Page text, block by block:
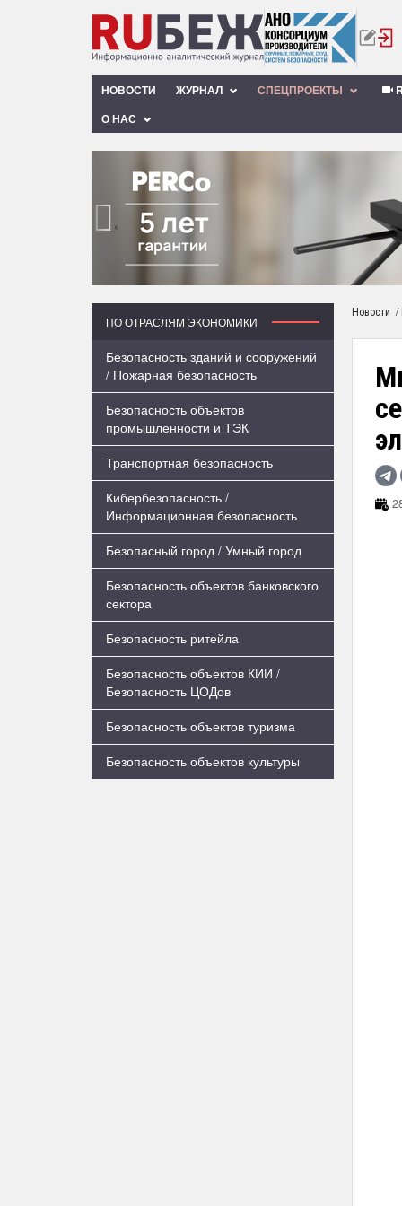
НОВОСТИ ЖУРНАЛ СПЕЦПРОЕКТЫ
О НАС
‹
ПО ОТРАСЛЯМ ЭКОНОМИКИ
Безопасность зданий и сооружений
/ Пожарная безопасность
Безопасность объектов
промышленности и ТЭК
Транспортная безопасность
Кибербезопасность /
Информационная безопасность
Безопасный город / Умный город
Безопасность объектов банковского
сектора
Безопасность ритейла
Безопасность объектов КИИ /
Безопасность ЦОДов
Безопасность объектов туризма
Безопасность объектов культуры
Новости /